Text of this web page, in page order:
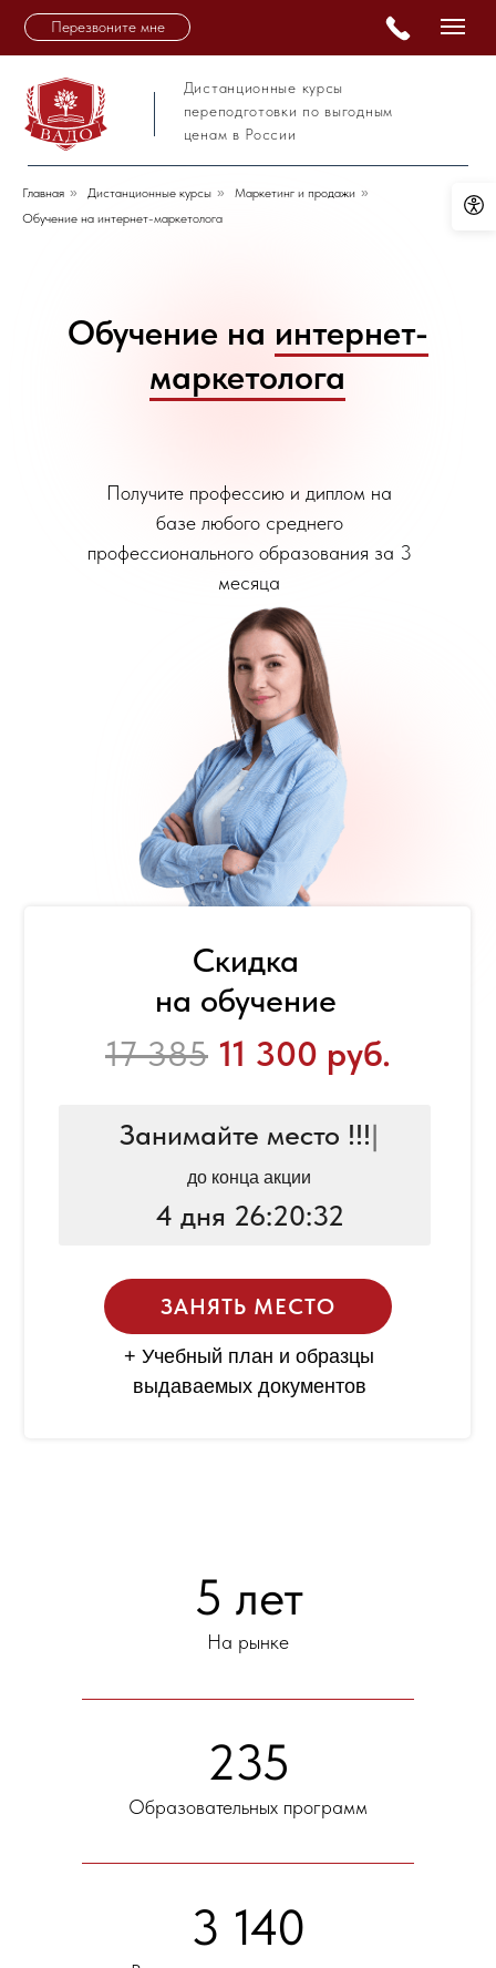
Дистанционные курсы
переподготовки по выгодным
ценам в России
Перезвоните мне
Главная » Дистанционные курсы » Маркетинг и продажи »
Обучение на интернет-маркетолога
Обучение на интернет-
маркетолога
Получите профессию и диплом на
базе любого среднего
профессионального образования за 3
месяца
+ Учебный план и образцы
выдаваемых документов
11 300 руб.
17 385
ЗАНЯТЬ МЕСТО
Скидка
на обучение
Занимайте место !!!|
4 дня 26:20:32
до конца акции
5 лет
На рынке
235
Образовательных программ
3 140